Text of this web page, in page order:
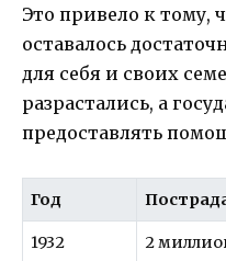
Это привело к тому,
оставалось
для себя и своих
разрастались, а
предоставлять
Год
1932 2